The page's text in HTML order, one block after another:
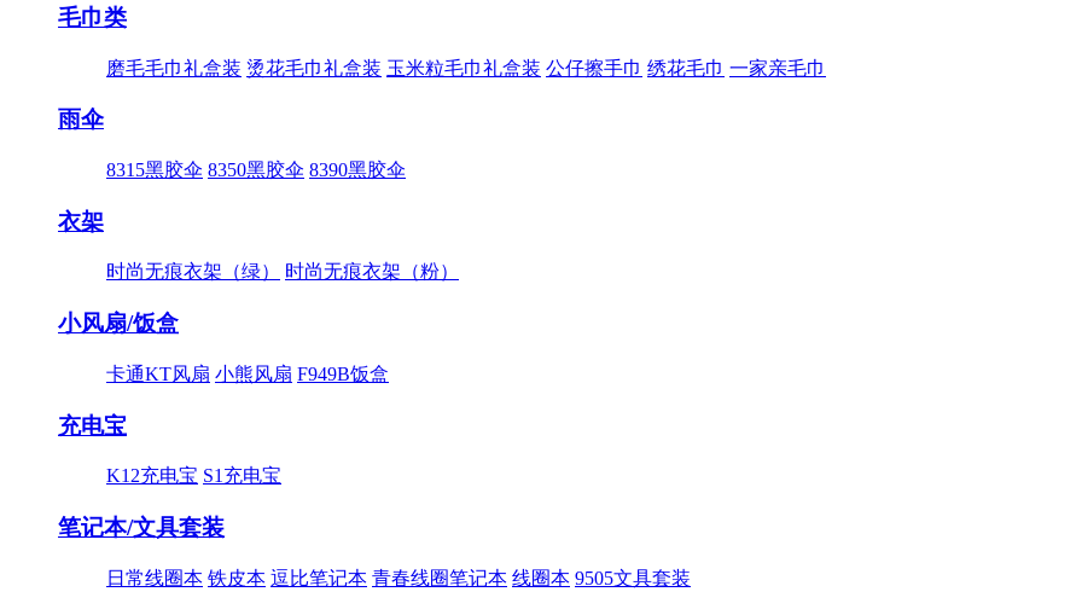
毛巾类
磨毛毛巾礼盒装 烫花毛巾礼盒装 玉米粒毛巾礼盒装 公仔擦手巾 绣花毛巾 一家亲毛巾
雨伞
8315黑胶伞 8350黑胶伞 8390黑胶伞
衣架
时尚无痕衣架（绿） 时尚无痕衣架（粉）
小风扇/饭盒
卡通KT风扇 小熊风扇 F949B饭盒
充电宝
K12充电宝 S1充电宝
笔记本/文具套装
日常线圈本 铁皮本 逗比笔记本 青春线圈笔记本 线圈本 9505文具套装